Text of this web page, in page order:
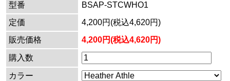
型番
BSAP-STCWHO1
定価
4,200円(税込4,620円)
販売価格
4,200円(税込4,620円)
購入数
カラー